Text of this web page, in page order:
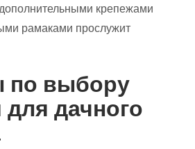
крепежами
рамаками прослужит
по выбору
дачного